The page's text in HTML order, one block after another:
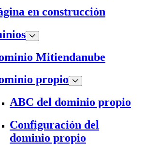
en construcción
Mitiendanube
propio
ABC del dominio propio
Configuración del
dominio propio